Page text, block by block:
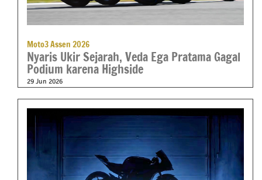
Moto3 Assen 2026
Nyaris Ukir Sejarah, Veda Ega Pratama Gagal
Podium karena Highside
29 Jun 2026